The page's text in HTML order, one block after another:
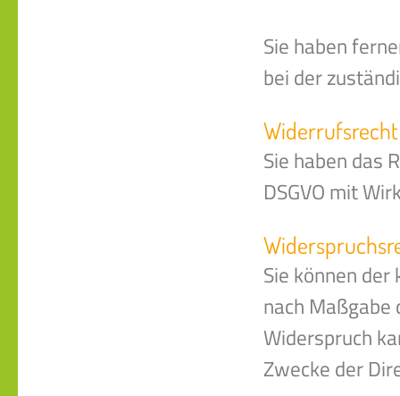
Sie haben
bei der
Widerrufsrecht
Sie haben das
DSGVO mit
Sie können
nach Maßgabe
Widerspruch
Zwecke der